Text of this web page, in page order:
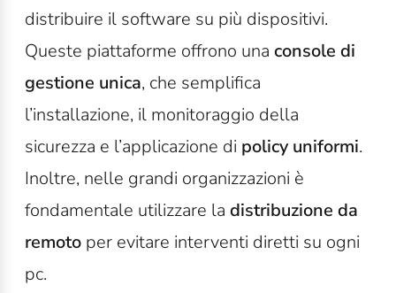
distribuire il software su più dispositivi.
Queste piattaforme offrono una console di
gestione unica, che semplifica
l’installazione, il monitoraggio della
sicurezza e l’applicazione di policy uniformi.
Inoltre, nelle grandi organizzazioni è
fondamentale utilizzare la distribuzione da
remoto per evitare interventi diretti su ogni
pc.